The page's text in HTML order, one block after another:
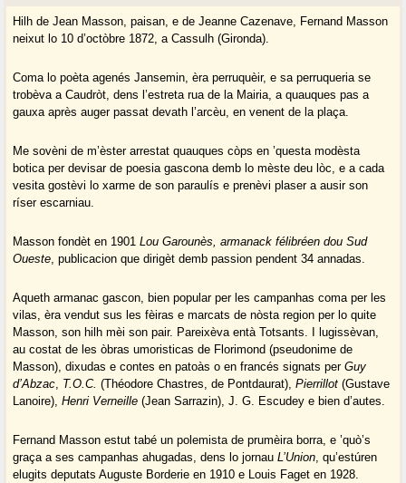
Hilh de Jean Masson, paisan, e de Jeanne Cazenave, Fernand Masson
neixut lo 10 d’octòbre 1872, a Cassulh (Gironda).
Coma lo poèta agenés Jansemin, èra perruquèir, e sa perruqueria se
trobèva a Caudròt, dens l’estreta rua de la Mairia, a quauques pas a
gauxa après auger passat devath l’arcèu, en venent de la plaça.
Me sovèni de m’èster arrestat quauques còps en ’questa modèsta
botica per devisar de poesia gascona demb lo mèste deu lòc, e a cada
vesita gostèvi lo xarme de son paraulís e prenèvi plaser a ausir son
ríser escarniau.
Masson fondèt en 1901Lou Garounès, armanack félibréen dou Sud
Oueste, publicacion que dirigèt demb passion pendent 34 annadas.
Aqueth armanac gascon, bien popular per les campanhas coma per les
vilas, èra vendut sus les fèiras e marcats de nòsta region per lo quite
Masson, son hilh mèi son pair. Pareixèva entà Totsants. I lugissèvan,
au costat de les òbras umoristicas de Florimond (pseudonime de
Masson), dixudas e contes en patoàs o en francés signats perGuy
d’Abzac, T.O.C. (Théodore Chastres, de Pontdaurat),Pierrillot (Gustave
Lanoire),Henri Verneille (Jean Sarrazin), J. G. Escudey e bien d’autes.
Fernand Masson estut tabé un polemista de prumèira borra, e ’quò’s
graça a ses campanhas ahugadas, dens lo jornauL’Union, qu’estúren
elugits deputats Auguste Borderie en 1910 e Louis Faget en 1928.